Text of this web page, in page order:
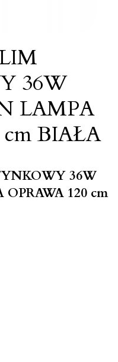
36W
LAMPA
BIAŁA
36W
120 cm